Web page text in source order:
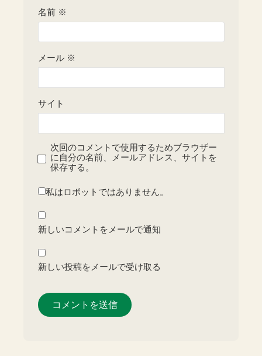
名前 ※
メール ※
サイト
次回のコメントで使用するためブラウザー
に自分の名前、メールアドレス、サイトを
保存する。
私はロボットではありません。
新しいコメントをメールで通知
新しい投稿をメールで受け取る